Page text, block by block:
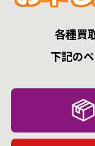
各種買
下記の